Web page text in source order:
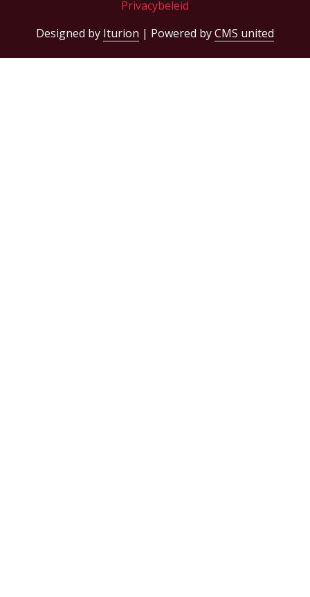
Privacybeleid
Designed by Iturion | Powered byCMS united